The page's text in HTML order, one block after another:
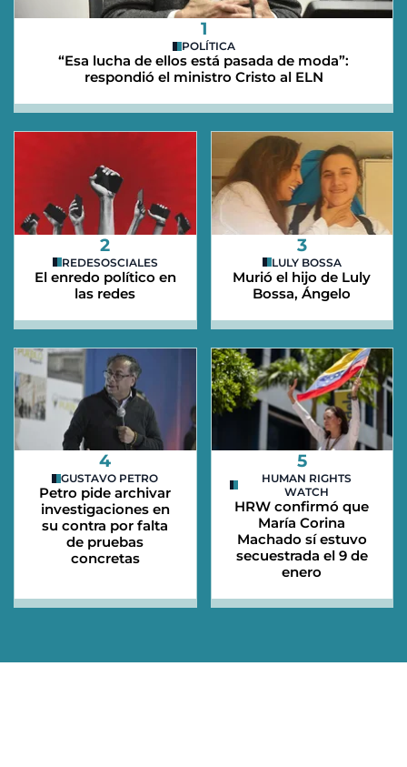
1
POLÍTICA
“Esa lucha de ellos está pasada de moda”:
respondió el ministro Cristo al ELN
2
REDESOSCIALES
El enredo político en
las redes
3
LULY BOSSA
Murió el hijo de Luly
Bossa, Ángelo
4
GUSTAVO PETRO
Petro pide archivar
investigaciones en
su contra por falta
de pruebas
concretas
5
HUMAN RIGHTS
WATCH
HRW confirmó que
María Corina
Machado sí estuvo
secuestrada el 9 de
enero